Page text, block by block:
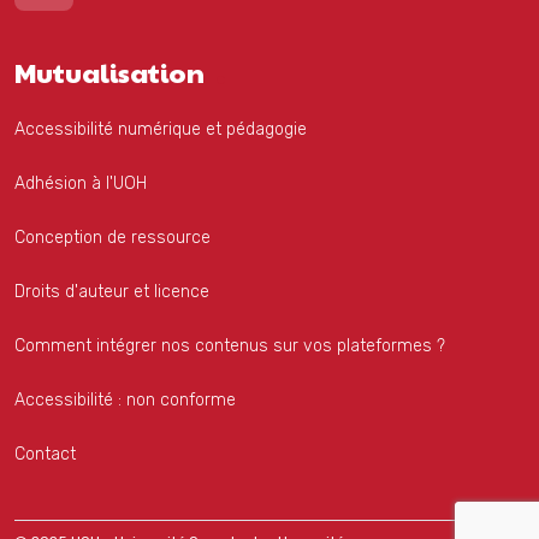
Mutualisation
Accessibilité numérique et pédagogie
Adhésion à l'UOH
Conception de ressource
Droits d'auteur et licence
Comment intégrer nos contenus sur vos plateformes ?
Accessibilité : non conforme
Contact